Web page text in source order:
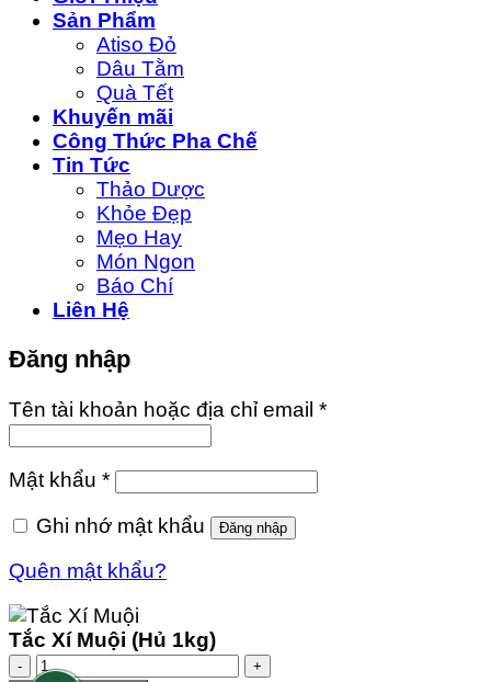
Sản Phẩm
Atiso Đỏ
Dâu Tằm
Quà Tết
Khuyến mãi
Công Thức Pha Chế
Tin Tức
Thảo Dược
Khỏe Đẹp
Mẹo Hay
Món Ngon
Báo Chí
Liên Hệ
Đăng nhập
Tên tài khoản hoặc địa chỉ email *
Mật khẩu *
Ghi nhớ mật khẩu
Đăng nhập
Quên mật khẩu?
Tắc Xí Muội (Hủ 1kg)
Tắc